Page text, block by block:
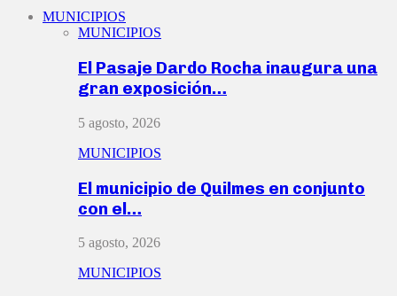
MUNICIPIOS
MUNICIPIOS
El Pasaje Dardo Rocha inaugura una
gran exposición…
5 agosto, 2026
MUNICIPIOS
El municipio de Quilmes en conjunto
con el…
5 agosto, 2026
MUNICIPIOS